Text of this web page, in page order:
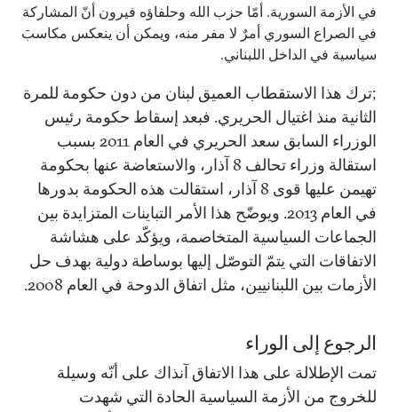
في الأزمة السورية. أمّا حزب الله وحلفاؤه فيرون أنّ المشاركة
في الصراع السوري أمرٌ لا مفر منه، ويمكن أن ينعكس مكاسبَ
سياسية في الداخل اللبناني.
;ترك هذا الاستقطاب العميق لبنان من دون حكومة للمرة
الثانية منذ اغتيال الحريري. فبعد إسقاط حكومة رئيس
الوزراء السابق سعد الحريري في العام 2011 بسبب
استقالة وزراء تحالف 8 آذار، والاستعاضة عنها بحكومة
تهيمن عليها قوى 8 آذار، استقالت هذه الحكومة بدورها
في العام 2013. ويوضّح هذا الأمر التباينات المتزايدة بين
الجماعات السياسية المتخاصمة، ويؤكّد على هشاشة
الاتفاقات التي يتمّ التوصّل إليها بوساطة دولية بهدف حل
الأزمات بين اللبنانيين، مثل اتفاق الدوحة في العام 2008.
الرجوع إلى الوراء
تمت الإطلالة على هذا الاتفاق آنذاك على أنّه وسيلة
للخروج من الأزمة السياسية الحادة التي شهدت